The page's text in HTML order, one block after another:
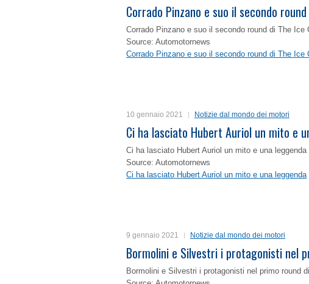
Corrado Pinzano e suo il secondo
Corrado Pinzano e suo il secondo round di The Ice
Source: Automotornews
Corrado Pinzano e suo il secondo round di The Ice
10 gennaio 2021 Notizie dal mondo dei motori
Ci ha lasciato Hubert Auriol un mito e
Ci ha lasciato Hubert Auriol un mito e una leggenda
Source: Automotornews
Ci ha lasciato Hubert Auriol un mito e una leggenda
9 gennaio 2021 Notizie dal mondo dei motori
Bormolini e Silvestri i protagonisti nel
Bormolini e Silvestri i protagonisti nel primo round